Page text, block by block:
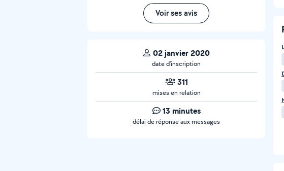
Voir ses avis
02 janvier 2020
date d’inscription
311
mises en relation
13 minutes
délai de réponse aux messages